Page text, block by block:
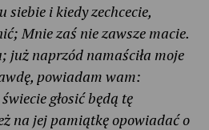
siebie i kiedy zechcecie,
Mnie zaś nie zawsze macie.
już naprzód namaściła moje
powiadam wam:
głosić będą tę
na jej pamiątkę opowiadać o